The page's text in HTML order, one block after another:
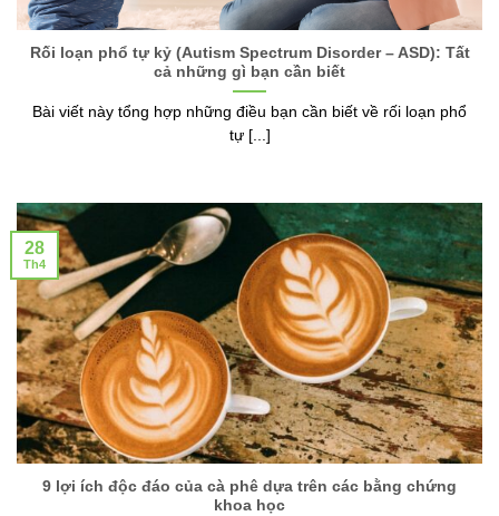
Rối loạn phổ tự kỷ (Autism Spectrum Disorder – ASD): Tất
cả những gì bạn cần biết
Bài viết này tổng hợp những điều bạn cần biết về rối loạn phổ
tự [...]
9 lợi ích độc đáo của cà phê dựa trên các bằng chứng
khoa học
28
Th4